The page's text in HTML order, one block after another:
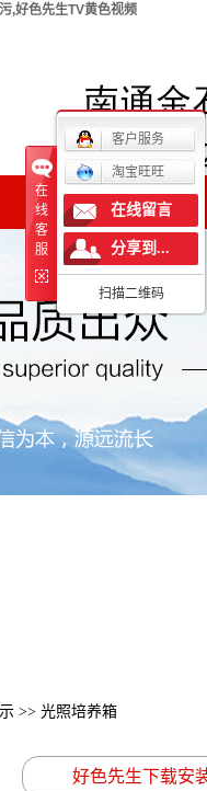
,好色先生TV黄色视频
新闻中心
公司新闻
行业新闻
技术知识
>> 光照培养箱
好色先生下载安
在
线
客
服
客户服务
淘宝旺旺
在线留言
分享到...
扫描二维码